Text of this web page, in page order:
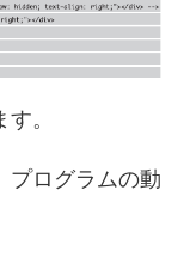
。
プログラムの動